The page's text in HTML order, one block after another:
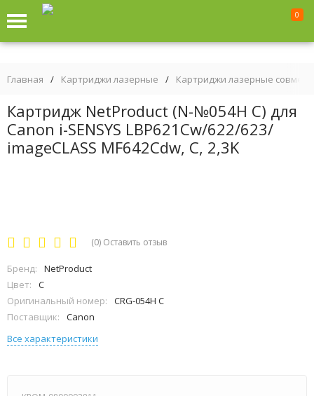
0
Главная / Картриджи лазерные / Картриджи лазерные
Картридж NetProduct (N-№054H C) для
Canon i-SENSYS LBP621Cw/622/623/
imageCLASS MF642Cdw, C, 2,3K
(0) Оставить отзыв
Бренд:
NetProduct
Цвет:
C
Оригинальный номер:
CRG-054H C
Поставщик:
Canon
Все характеристики